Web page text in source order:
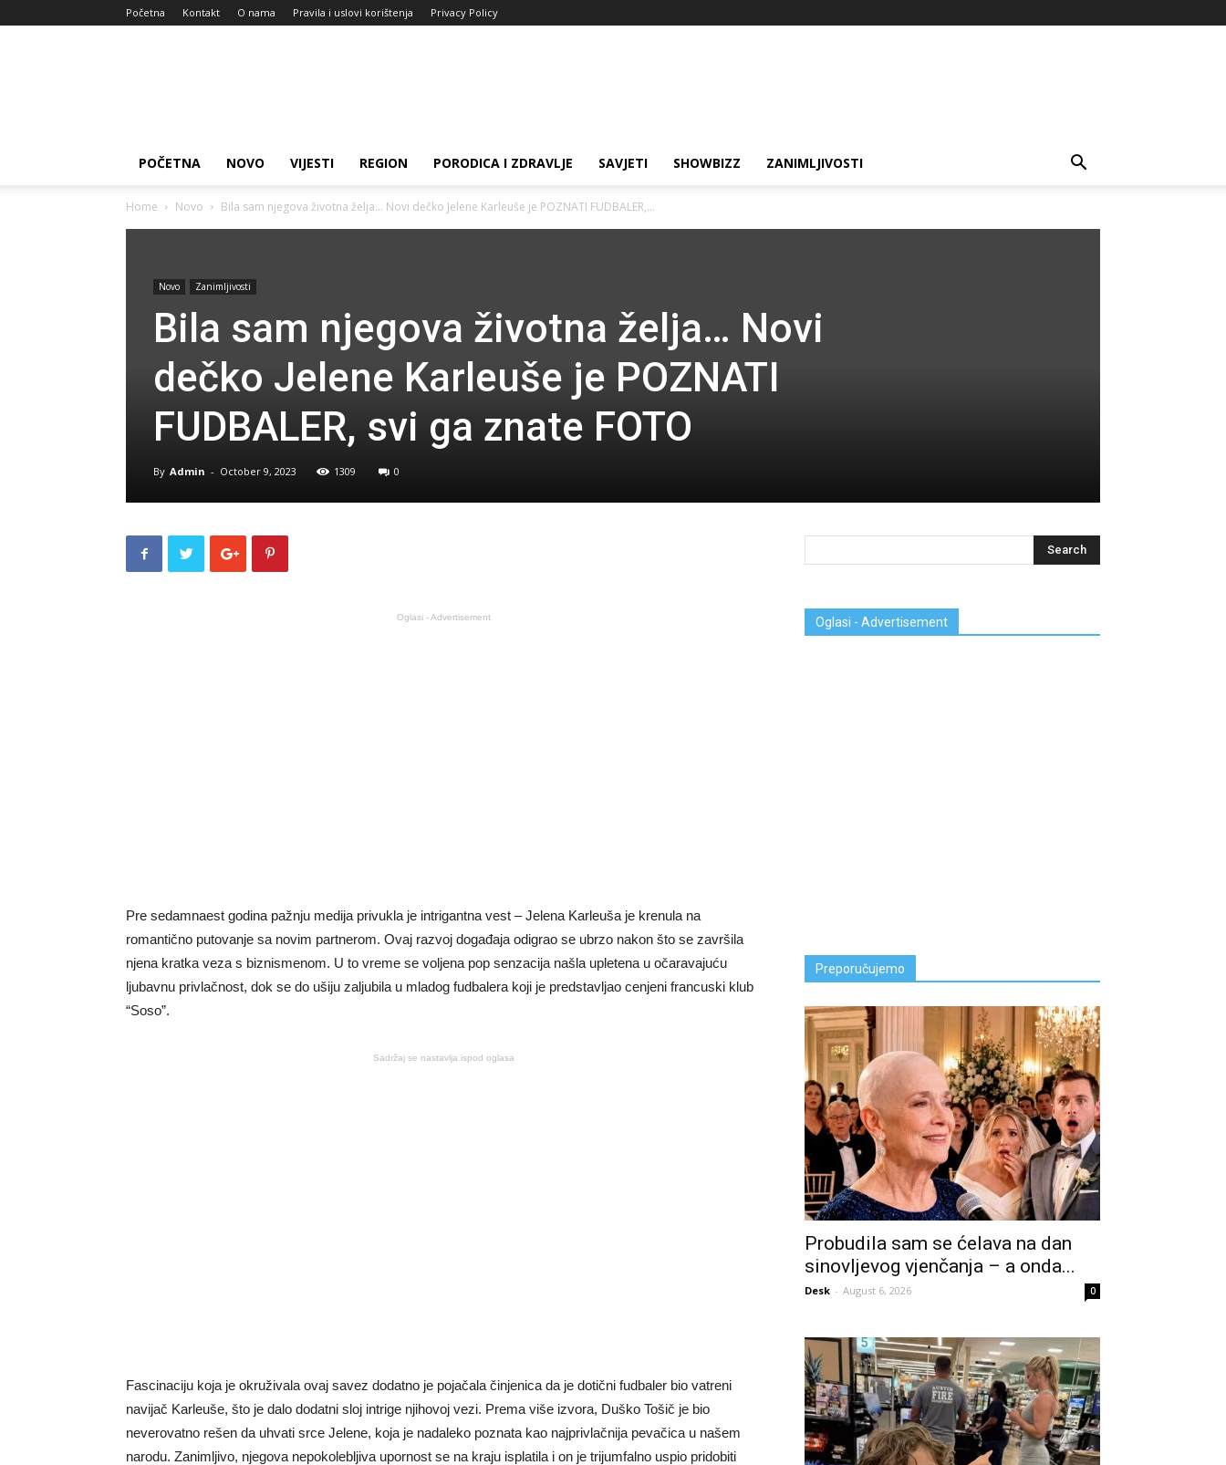
Početna Kontakt O nama Pravila i uslovi korištenja Privacy Policy
POČETNA NOVO VIJESTI REGION PORODICA I ZDRAVLJE SAVJETI SHOWBIZZ ZANIMLJIVOSTI
Home Novo Bila sam njegova životna želja… Novi dečko Jelene Karleuše je POZNATI FUDBALER,...
Novo Zanimljivosti
Bila sam njegova životna želja… Novi
dečko Jelene Karleuše je POZNATI
FUDBALER, svi ga znate FOTO
By Admin - October 9, 2023 1309 0
Oglasi - Advertisement
Pre sedamnaest godina pažnju medija privukla je intrigantna vest – Jelena Karleuša je krenula na
romantično putovanje sa novim partnerom. Ovaj razvoj događaja odigrao se ubrzo nakon što se završila
njena kratka veza s biznismenom. U to vreme se voljena pop senzacija našla upletena u očaravajuću
ljubavnu privlačnost, dok se do ušiju zaljubila u mladog fudbalera koji je predstavljao cenjeni francuski klub
“Soso”.
Sadržaj se nastavlja ispod oglasa
Fascinaciju koja je okruživala ovaj savez dodatno je pojačala činjenica da je dotični fudbaler bio vatreni
navijač Karleuše, što je dalo dodatni sloj intrige njihovoj vezi. Prema više izvora, Duško Tošič je bio
neverovatno rešen da uhvati srce Jelene, koja je nadaleko poznata kao najprivlačnija pevačica u našem
narodu. Zanimljivo, njegova nepokolebljiva upornost se na kraju isplatila i on je trijumfalno uspio pridobiti
Oglasi - Advertisement
Preporučujemo
Probudila sam se ćelava na dan
sinovljevog vjenčanja – a onda...
Desk - August 6, 2026 0